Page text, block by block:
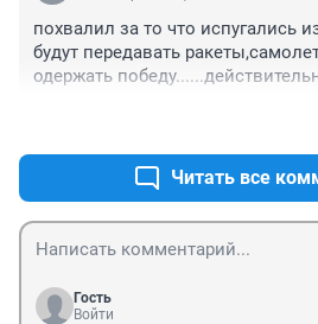
похвалил за то что испугались
будут передавать
одержать
Читать все
Гость
Войти